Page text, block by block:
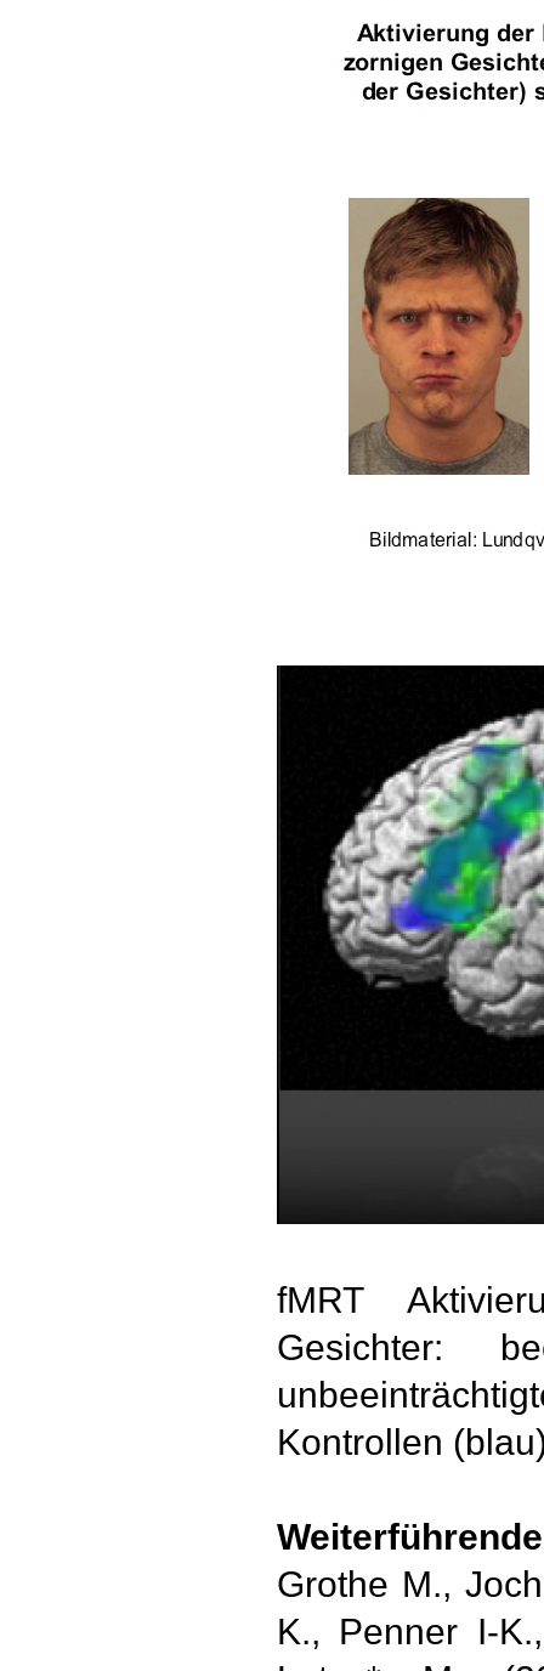
fMRT
Gesichter:
Kontrollen
Grothe M.,
K., Penner I-